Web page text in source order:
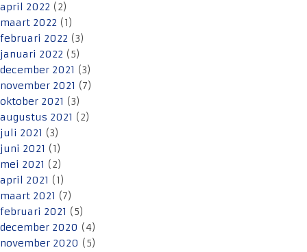
april 2022 (2)
maart 2022 (1)
februari 2022 (3)
januari 2022 (5)
december 2021 (3)
november 2021 (7)
oktober 2021 (3)
augustus 2021 (2)
juli 2021 (3)
juni 2021 (1)
mei 2021 (2)
april 2021 (1)
maart 2021 (7)
februari 2021 (5)
december 2020 (4)
november 2020 (5)